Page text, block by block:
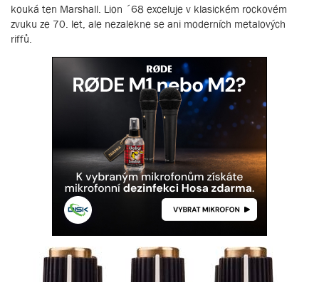
kouká ten Marshall. Lion ´68 exceluje v klasickém rockovém
zvuku ze 70. let, ale nezalekne se ani moderních metalových
riffů.